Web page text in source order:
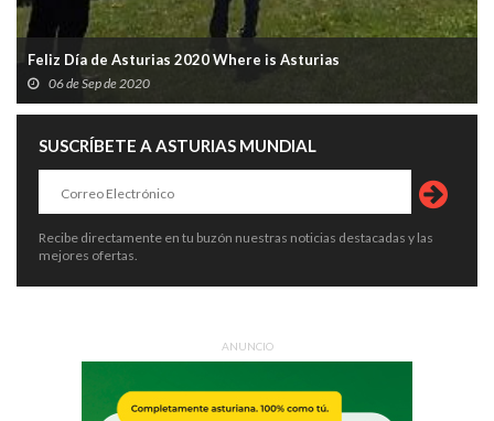
Feliz Día de Asturias 2020 Where is Asturias
06 de Sep de 2020
SUSCRÍBETE A ASTURIAS MUNDIAL
Recibe directamente en tu buzón nuestras noticias destacadas y las
mejores ofertas.
ANUNCIO